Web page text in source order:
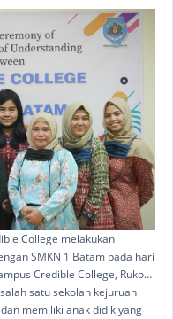
College melakukan
SMKN 1 Batam pada hari
Credible College, Ruko
lanjutan rangkaian
SMK yang ada di Kota
satu sekolah kejuruan
memiliki anak didik yang